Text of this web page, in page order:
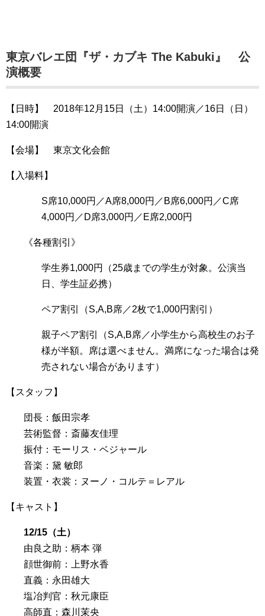
東京バレエ団『ザ・カブキ The Kabuki』 公
演概要
【日時】 2018年12月15日（土）14:00開演／16日（日）
14:00開演
【会場】 東京文化会館
【入場料】
S席10,000円／A席8,000円／B席6,000円／C席
4,000円／D席3,000円／E席2,000円
《各種割引》
学生券1,000円（25歳までの学生が対象。公演当
日、学生証必携）
ペア割引（S,A,B席／2枚で1,000円割引）
親子ペア割引（S,A,B席／小学生から高校生のお子
様が半額。席は選べません。満席になった場合は発
売されない場合があります）
【スタッフ】
団長：飯田宗孝
芸術監督：斎藤友佳理
振付：モーリス・ベジャール
音楽：黛 敏郎
装置・衣裳：ヌーノ・コルテ＝レアル
【キャスト】
12/15（土）
由良之助：柄本 弾
顔世御前：上野水香
直義：永田雄大
塩冶判官：秋元康臣
高師直：森川茉央